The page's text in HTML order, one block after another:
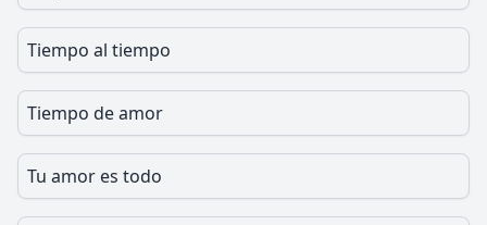
Tiempo al tiempo
Tiempo de amor
Tu amor es todo